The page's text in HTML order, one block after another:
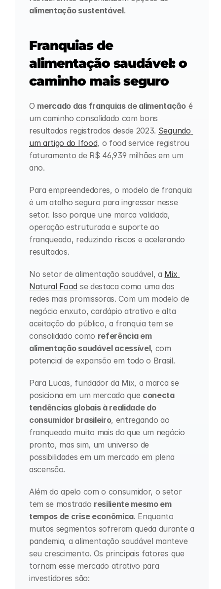
alimentação sustentável.
Franquias de
alimentação saudável: o
caminho mais seguro
O mercado das franquias de alimentação é
um caminho consolidado com bons
resultados registrados desde 2023. Segundo
um artigo do Ifood, o food service registrou
faturamento de R$ 46,939 milhões em um
ano.
Para empreendedores, o modelo de franquia
é um atalho seguro para ingressar nesse
setor. Isso porque une marca validada,
operação estruturada e suporte ao
franqueado, reduzindo riscos e acelerando
resultados.
No setor de alimentação saudável, a Mix
Natural Food se destaca como uma das
redes mais promissoras. Com um modelo de
negócio enxuto, cardápio atrativo e alta
aceitação do público, a franquia tem se
consolidado como referência em
alimentação saudável acessível, com
potencial de expansão em todo o Brasil.
Para Lucas, fundador da Mix, a marca se
posiciona em um mercado que conecta
tendências globais à realidade do
consumidor brasileiro, entregando ao
franqueado muito mais do que um negócio
pronto, mas sim, um universo de
possibilidades em um mercado em plena
ascensão.
Além do apelo com o consumidor, o setor
tem se mostrado resiliente mesmo em
tempos de crise econômica. Enquanto
muitos segmentos sofreram queda durante a
pandemia, a alimentação saudável manteve
seu crescimento. Os principais fatores que
tornam esse mercado atrativo para
investidores são: